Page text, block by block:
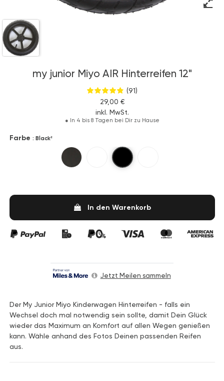
my junior Miyo AIR Hinterreifen 12"
(91)
29,00 €
inkl. MwSt.
● In 4 bis 8 Tagen bei Dir zu Hause
Farbe : Black²
Black Weiß Black²
In den Warenkorb
Jetzt Meilen sammeln
Der My Junior Miyo Kinderwagen Hinterreifen - falls ein
Wechsel doch mal notwendig sein sollte, damit Dein Glück
wieder das Maximum an Komfort auf allen Wegen genießen
kann. Wähle anhand des Fotos Deinen passenden Reifen
aus.